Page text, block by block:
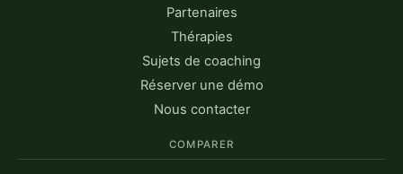
Partenaires
Thérapies
Sujets de coaching
Réserver une démo
Nous contacter
COMPARER